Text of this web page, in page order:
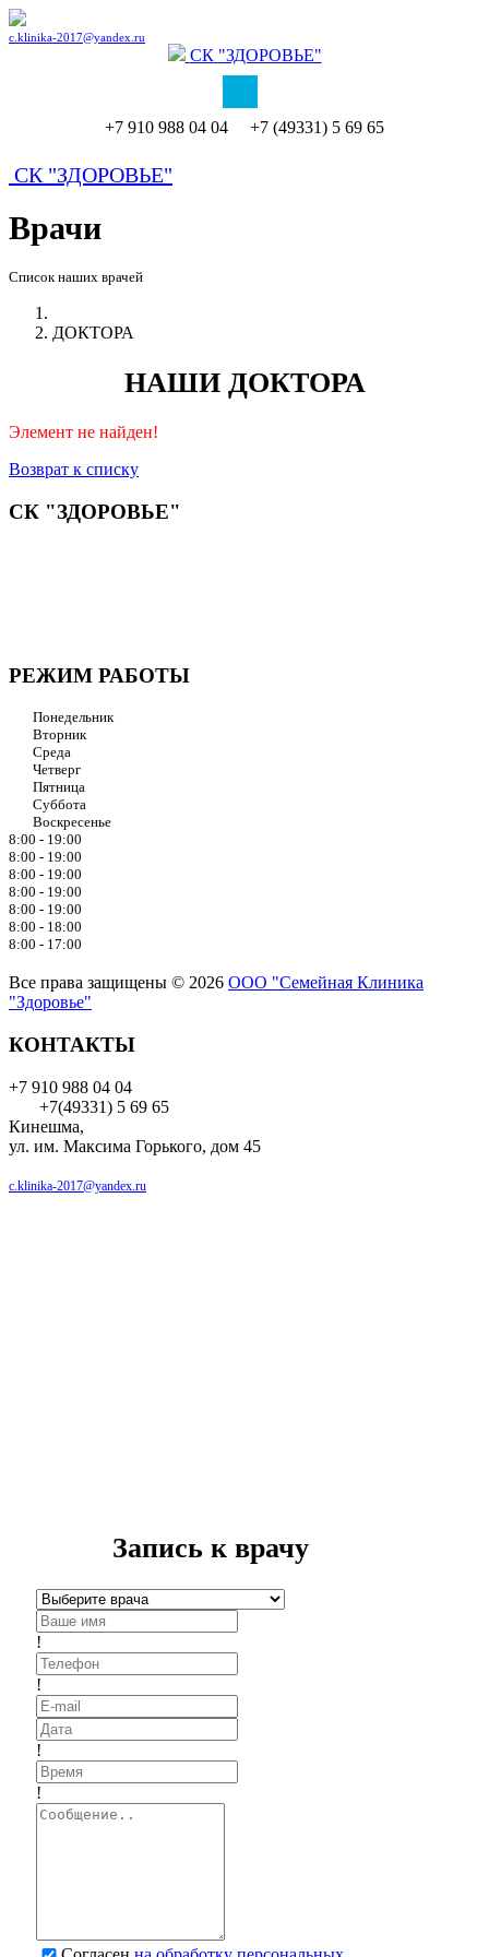
c.klinika-2017@yandex.ru
СК "ЗДОРОВЬЕ"
+7 910 988 04 04 +7 (49331) 5 69 65
СК "ЗДОРОВЬЕ"
Врачи
Список наших врачей
ДОКТОРА
НАШИ ДОКТОРА
Элемент не найден!
Возврат к списку
СК "ЗДОРОВЬЕ"
РЕЖИМ РАБОТЫ
Понедельник
Вторник
Среда
Четверг
Пятница
Суббота
Воскресенье
8:00 - 19:00
8:00 - 19:00
8:00 - 19:00
8:00 - 19:00
8:00 - 19:00
8:00 - 18:00
8:00 - 17:00
Все права защищены © 2026 ООО "Семейная Клиника
"Здоровье"
КОНТАКТЫ
+7 910 988 04 04
+7(49331) 5 69 65
Кинешма,
ул. им. Максима Горького, дом 45
c.klinika-2017@yandex.ru
Запись к врачу
!
!
!
!